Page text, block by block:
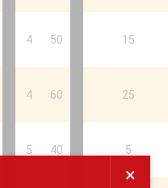
4 50 15
4 60 25
5 40 5
×